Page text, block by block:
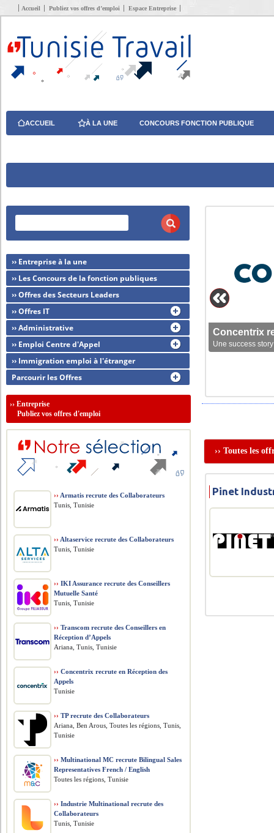
Accueil Publiez vos offres d’emploi Espace Entreprise
ACCUEIL À LA UNE CONCOURS FONCTION PUBLIQUE
Concentrix
Une success
›› Toutes les
Pinet
›› Entreprise à la une
›› Les Concours de la fonction publiques
›› Offres des Secteurs Leaders
›› Offres IT
›› Administrative
›› Emploi Centre d'Appel
›› Immigration emploi à l'étranger
Parcourir les Offres
››Entreprise
Publiez vos offres d'emploi
›› Armatis recrute des Collaborateurs
Tunis, Tunisie
›› Altaservice recrute des Collaborateurs
Tunis, Tunisie
›› IKI Assurance recrute des Conseillers
Mutuelle Santé
Tunis, Tunisie
›› Transcom recrute des Conseillers en
Réception d’Appels
Ariana, Tunis, Tunisie
›› Concentrix recrute en Réception des
Appels
Tunisie
›› TP recrute des Collaborateurs
Ariana, Ben Arous, Toutes les régions, Tunis,
Tunisie
›› Multinational MC recrute Bilingual Sales
Representatives French / English
Toutes les régions, Tunisie
›› Industrie Multinational recrute des
Collaborateurs
Tunis, Tunisie